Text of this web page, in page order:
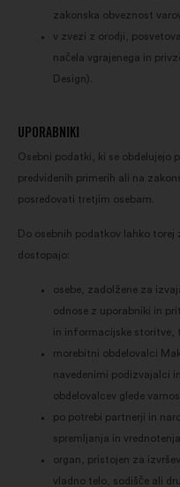
zakonska obveznost
v zvezi z orodji,
načela vgrajenega in
Design).
UPORABNIKI
Osebni podatki, ki se obdelujejo
predvidenih primerih ali na
posredovati tretjim osebam.
Do osebnih podatkov lahko torej
dostopajo:
osebe, zadolžene za
odnose z uporabniki in
in informacijske storitve,
morebitni obdelovalci
navedenimi podizvajalci
obdelovalcev glede
po potrebi partnerji in
spremljanja in
organ, pristojen za
vladno telo, sodišče ali